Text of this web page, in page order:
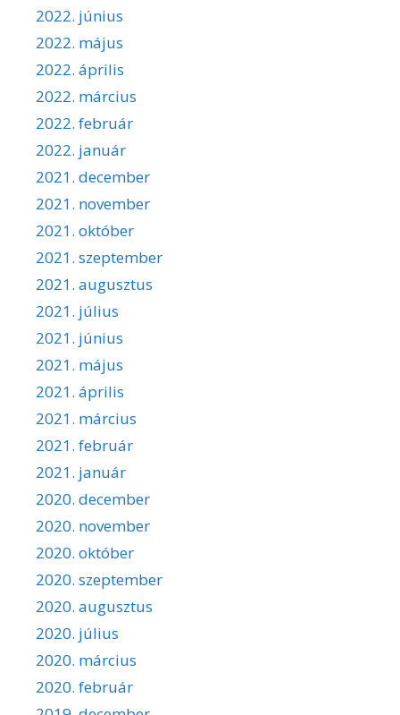
2022. június
2022. május
2022. április
2022. március
2022. február
2022. január
2021. december
2021. november
2021. október
2021. szeptember
2021. augusztus
2021. július
2021. június
2021. május
2021. április
2021. március
2021. február
2021. január
2020. december
2020. november
2020. október
2020. szeptember
2020. augusztus
2020. július
2020. március
2020. február